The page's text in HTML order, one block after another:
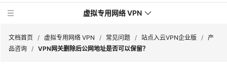
虚拟专用网络 VPN
文档首页 / 虚拟专用网络 VPN / 常见问题 / 站点入云VPN企业版 / 产
品咨询 / VPN网关删除后公网地址是否可以保留？